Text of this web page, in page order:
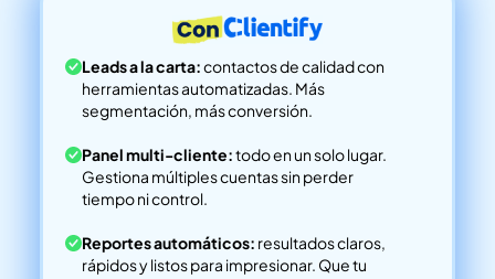
Leads a la carta:contactos de calidad con
herramientas automatizadas. Más
segmentación, más conversión.
Panel multi-cliente:todo en un solo lugar.
Gestiona múltiples cuentas sin perder
tiempo ni control.
Reportes automáticos: resultados claros,
rápidos y listos para impresionar. Que tu